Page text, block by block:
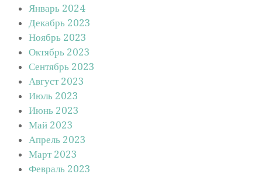
Январь 2024
Декабрь 2023
Ноябрь 2023
Октябрь 2023
Сентябрь 2023
Август 2023
Июль 2023
Июнь 2023
Май 2023
Апрель 2023
Март 2023
Февраль 2023